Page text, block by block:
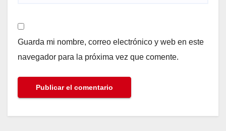
Guarda mi nombre, correo electrónico y web en este
navegador para la próxima vez que comente.